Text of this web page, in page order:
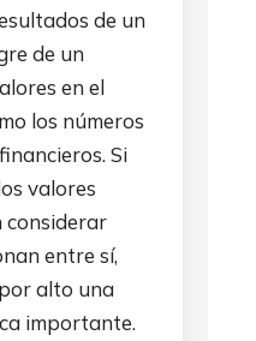
de un
de un
en el
los números
Si
valores
considerar
entre sí,
alto una
importante.